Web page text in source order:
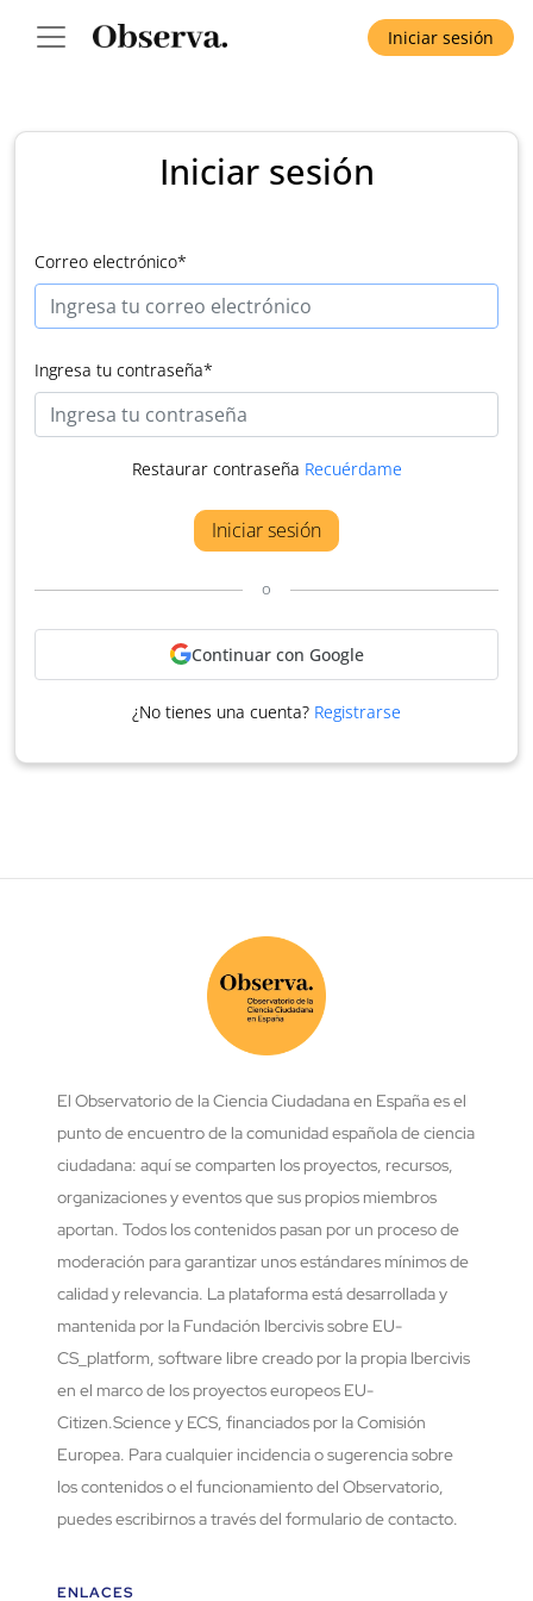
Iniciar sesión
Iniciar sesión
Correo electrónico*
Ingresa tu contraseña*
Restaurar contraseña Recuérdame
Iniciar sesión
o
Continuar con Google
¿No tienes una cuenta? Registrarse
El Observatorio de la Ciencia Ciudadana en España es el
punto de encuentro de la comunidad española de ciencia
ciudadana: aquí se comparten los proyectos, recursos,
organizaciones y eventos que sus propios miembros
aportan. Todos los contenidos pasan por un proceso de
moderación para garantizar unos estándares mínimos de
calidad y relevancia. La plataforma está desarrollada y
mantenida por la Fundación Ibercivis sobre EU-
CS_platform, software libre creado por la propia Ibercivis
en el marco de los proyectos europeos EU-
Citizen.Science y ECS, financiados por la Comisión
Europea. Para cualquier incidencia o sugerencia sobre
los contenidos o el funcionamiento del Observatorio,
puedes escribirnos a través del formulario de contacto.
ENLACES